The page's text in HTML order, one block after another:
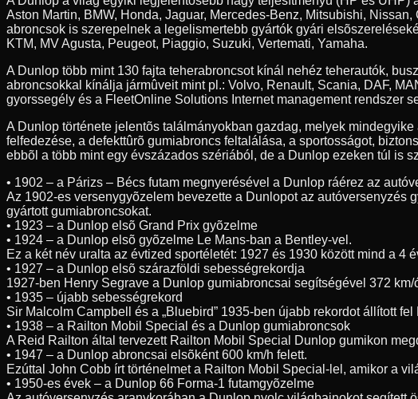
Aston Martin, BMW, Honda, Jaguar, Mercedes-Benz, Mitsubishi,
abroncsok is szerepelnek a legelismertebb gyártók gyári
KTM, MV Agusta, Peugeot, Piaggio, Suzuki, Vertemati, Yamaha.
A Dunlop több mint 130 fajta teherabroncsot kínál nehéz teherautók,
abroncsokkal kínálja jármûveit mint pl.: Volvo, Renault, Scania, DAF,
gyorssegély és a FleetOnline Solutions Internet management rendszer
A Dunlop története jelentõs találmányokban gazdag, melyek
felfedezése, a defekttûrõ gumiabroncs feltalálása, a sportosságot,
ebbõl a több mint egy évszázados szériából, de a Dunlop ezeken túl is
• 1902 – a Párizs – Bécs futam megnyerésével a Dunlop ráérez az
Az 1902-es versenygyõzelem bevezette a Dunlopot az autóversenyzés
gyártott gumiabroncsokat.
• 1923 – a Dunlop elsõ Grand Prix gyõzelme
• 1924 – a Dunlop elsõ gyõzelme Le Mans-ban a Bentley-vel.
Ez a két név uralta az évtized sportéletét: 1927 és 1930 között mind a 4
• 1927 – a Dunlop elsõ szárazföldi sebességrekordja
1927-ben Henry Segrave a Dunlop gumiabroncsai segítségével 372
• 1935 – újabb sebességrekord
Sir Malcolm Campbell és a „Bluebird” 1935-ben újabb rekordot állított
• 1938 – a Railton Mobil Special és a Dunlop gumiabroncsok
A Reid Railton által tervezett Railton Mobil Special Dunlop gumikon
• 1947 – a Dunlop abroncsai elsõként 600 km/h felett.
Ezúttal John Cobb írt történelmet a Railton Mobil Special-lel, amikor a
• 1950-es évek – a Dunlop 66 Forma-1 futamgyõzelme